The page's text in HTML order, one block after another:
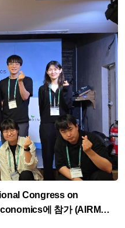
Congress on
에 참가 (AIRM